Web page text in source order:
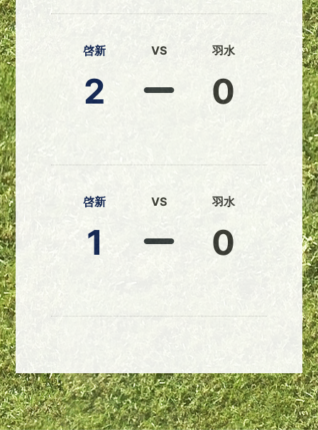
啓新
2
VS 羽水
0
啓新
1
VS 羽水
0